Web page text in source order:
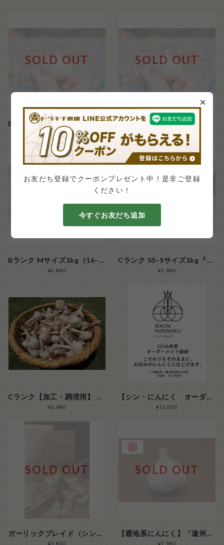
SOLD OUT
Bランク 2Lサイズ1kg（ 8-10玉/kg）『シン・にんにく』
¥3,800
SOLD OUT
¥3,280
Bランク Mサイズ1kg（16-20玉/kg）『シン・にんにく』
¥2,880
Cランク SS-Sサイズ1kg『シン・にんにく』
¥2,480
Cランク【加工・調理用】 SS-Mサイズ 1kg 品種混合
¥2,480
【シン・にんにく オーダーメイド栽培】１区画オーナー制度 ２０２６年秋植付→２０２７年春収穫分
¥11,000
SOLD OUT
ガーリックブレイド（シン・にんにく）Aランク Lサイズ 8玉 魔除け キッチンインテリア
¥3,880
SOLD OUT
【暖地系にんにく】「遠州極早生」 SS～S玉サイズ500ｇ（ 30玉前後）
¥2,980
×
お友だち登録でクーポンプレゼント中！是非ご登録
ください！
今すぐお友だち追加